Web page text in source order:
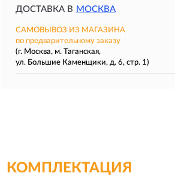
ДОСТАВКА В МОСКВА
САМОВЫВОЗ ИЗ МАГАЗИНА
по предварительному заказу
(г. Москва, м. Таганская,
ул. Большие Каменщики, д. 6, стр. 1)
КОМПЛЕКТАЦИЯ